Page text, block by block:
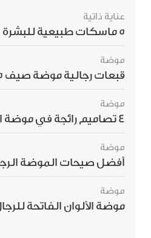
عناية ذاتية
موضة
موضة
موضة
أفضل صيحات الموضة
موضة